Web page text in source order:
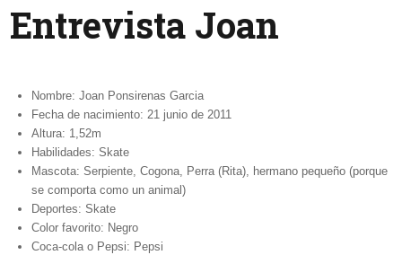
Entrevista Joan
Nombre: Joan Ponsirenas Garcia
Fecha de nacimiento: 21 junio de 2011
Altura: 1,52m
Habilidades: Skate
Mascota: Serpiente, Cogona, Perra (Rita), hermano pequeño (porque
se comporta como un animal)
Deportes: Skate
Color favorito: Negro
Coca-cola o Pepsi: Pepsi